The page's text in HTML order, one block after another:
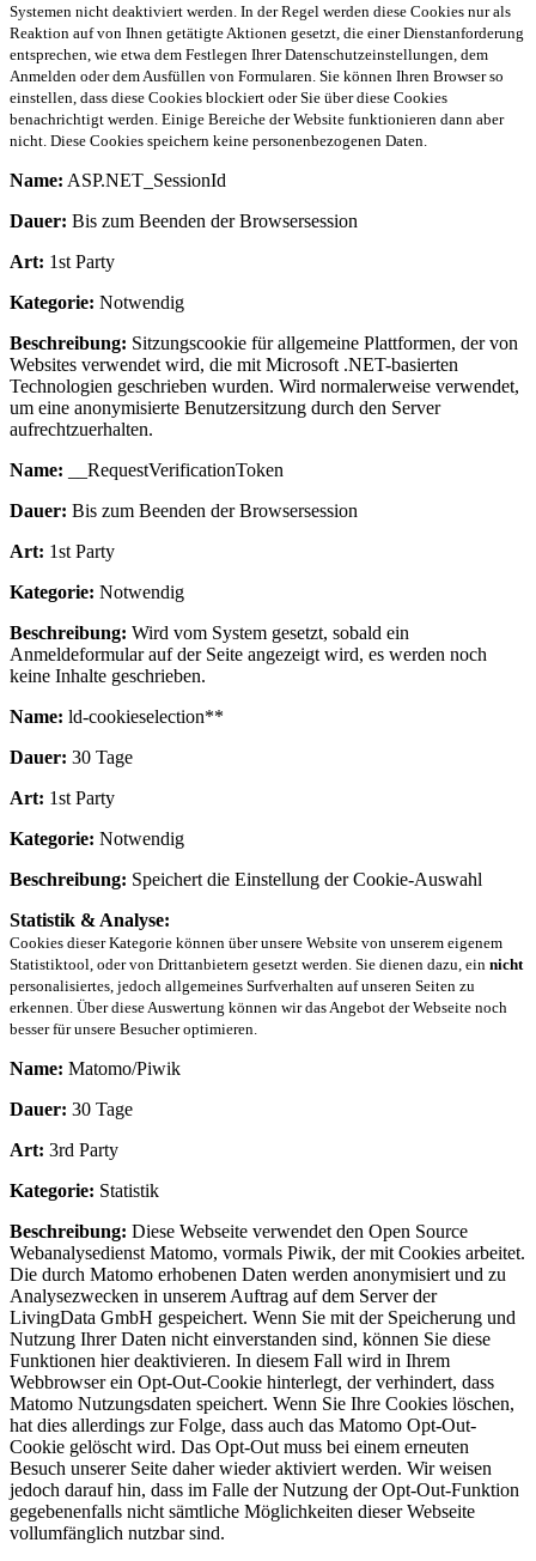
Systemen nicht deaktiviert werden. In der Regel werden diese Cookies nur als
Reaktion auf von Ihnen getätigte Aktionen gesetzt, die einer Dienstanforderung
entsprechen, wie etwa dem Festlegen Ihrer Datenschutzeinstellungen, dem
Anmelden oder dem Ausfüllen von Formularen. Sie können Ihren Browser so
einstellen, dass diese Cookies blockiert oder Sie über diese Cookies
benachrichtigt werden. Einige Bereiche der Website funktionieren dann aber
nicht. Diese Cookies speichern keine personenbezogenen Daten.
Name: ASP.NET_SessionId
Dauer: Bis zum Beenden der Browsersession
Art: 1st Party
Kategorie: Notwendig
Beschreibung: Sitzungscookie für allgemeine Plattformen, der von
Websites verwendet wird, die mit Microsoft .NET-basierten
Technologien geschrieben wurden. Wird normalerweise verwendet,
um eine anonymisierte Benutzersitzung durch den Server
aufrechtzuerhalten.
Name: __RequestVerificationToken
Dauer: Bis zum Beenden der Browsersession
Art: 1st Party
Kategorie: Notwendig
Beschreibung: Wird vom System gesetzt, sobald ein
Anmeldeformular auf der Seite angezeigt wird, es werden noch
keine Inhalte geschrieben.
Name: ld-cookieselection**
Dauer: 30 Tage
Art: 1st Party
Kategorie: Notwendig
Beschreibung: Speichert die Einstellung der Cookie-Auswahl
Statistik & Analyse:
Cookies dieser Kategorie können über unsere Website von unserem eigenem
Statistiktool, oder von Drittanbietern gesetzt werden. Sie dienen dazu, ein nicht
personalisiertes, jedoch allgemeines Surfverhalten auf unseren Seiten zu
erkennen. Über diese Auswertung können wir das Angebot der Webseite noch
besser für unsere Besucher optimieren.
Name: Matomo/Piwik
Dauer: 30 Tage
Art: 3rd Party
Kategorie: Statistik
Beschreibung: Diese Webseite verwendet den Open Source
Webanalysedienst Matomo, vormals Piwik, der mit Cookies arbeitet.
Die durch Matomo erhobenen Daten werden anonymisiert und zu
Analysezwecken in unserem Auftrag auf dem Server der
LivingData GmbH gespeichert. Wenn Sie mit der Speicherung und
Nutzung Ihrer Daten nicht einverstanden sind, können Sie diese
Funktionen hier deaktivieren. In diesem Fall wird in Ihrem
Webbrowser ein Opt-Out-Cookie hinterlegt, der verhindert, dass
Matomo Nutzungsdaten speichert. Wenn Sie Ihre Cookies löschen,
hat dies allerdings zur Folge, dass auch das Matomo Opt-Out-
Cookie gelöscht wird. Das Opt-Out muss bei einem erneuten
Besuch unserer Seite daher wieder aktiviert werden. Wir weisen
jedoch darauf hin, dass im Falle der Nutzung der Opt-Out-Funktion
gegebenenfalls nicht sämtliche Möglichkeiten dieser Webseite
vollumfänglich nutzbar sind.